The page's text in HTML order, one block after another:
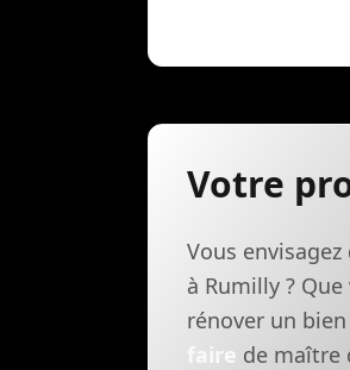
Votre
Vous envisagez
à Rumilly ?
rénover un
faire de maître